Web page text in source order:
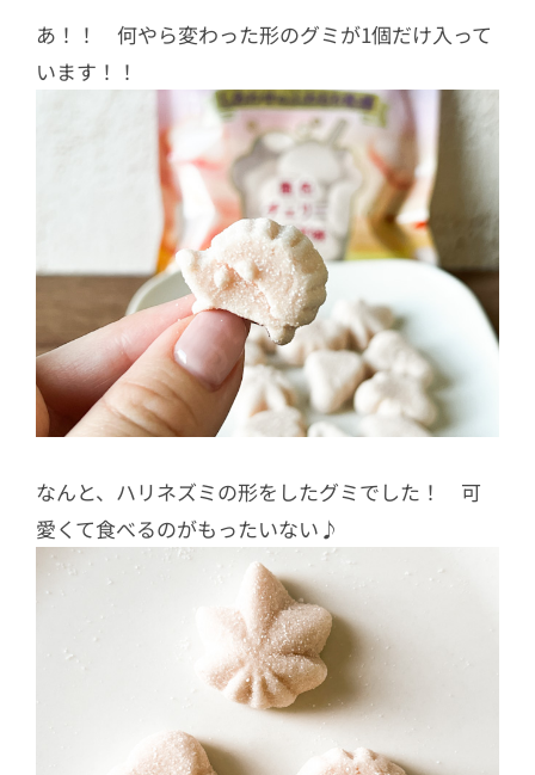
あ！！ 何やら変わった形のグミが1個だけ入って
います！！
なんと、ハリネズミの形をしたグミでした！ 可
愛くて食べるのがもったいない♪